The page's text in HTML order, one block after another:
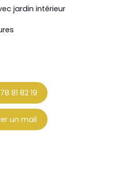
jardin intérieur
81 82 19
un mail